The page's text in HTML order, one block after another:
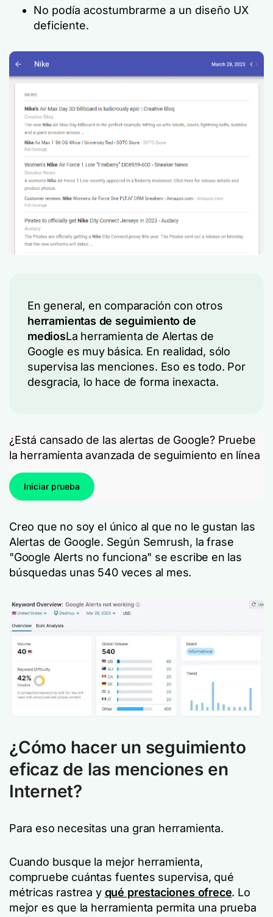
No podía acostumbrarme a un diseño UX
deficiente.
En general, en comparación con otros
herramientas de seguimiento de
mediosLa herramienta de Alertas de
Google es muy básica. En realidad, sólo
supervisa las menciones. Eso es todo. Por
desgracia, lo hace de forma inexacta.
¿Está cansado de las alertas de Google? Pruebe
la herramienta avanzada de seguimiento en línea
Iniciar prueba
Creo que no soy el único al que no le gustan las
Alertas de Google. Según Semrush, la frase
"Google Alerts no funciona" se escribe en las
búsquedas unas 540 veces al mes.
¿Cómo hacer un seguimiento
eficaz de las menciones en
Internet?
Para eso necesitas una gran herramienta.
Cuando busque la mejor herramienta,
compruebe cuántas fuentes supervisa, qué
métricas rastrea y qué prestaciones ofrece. Lo
mejor es que la herramienta permita una prueba